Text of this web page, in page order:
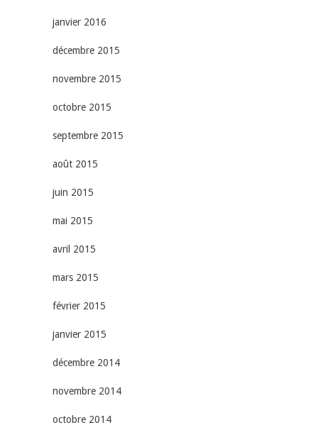
janvier 2016
décembre 2015
novembre 2015
octobre 2015
septembre 2015
août 2015
juin 2015
mai 2015
avril 2015
mars 2015
février 2015
janvier 2015
décembre 2014
novembre 2014
octobre 2014